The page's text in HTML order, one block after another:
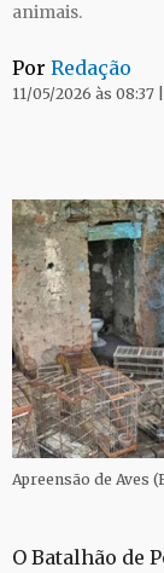
animais.
Por Redação
11/05/2026 às 08:37
Apreensão de Aves
O Batalhão de